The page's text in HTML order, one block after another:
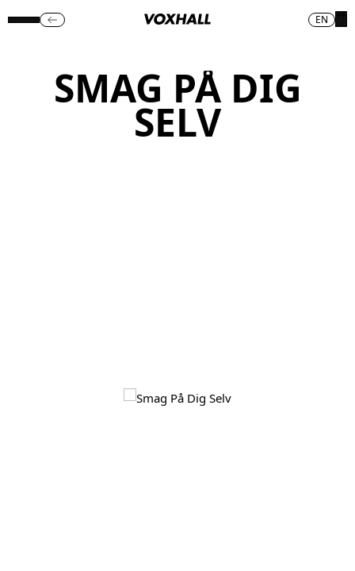
EN
SMAG PÅ DIG
SELV